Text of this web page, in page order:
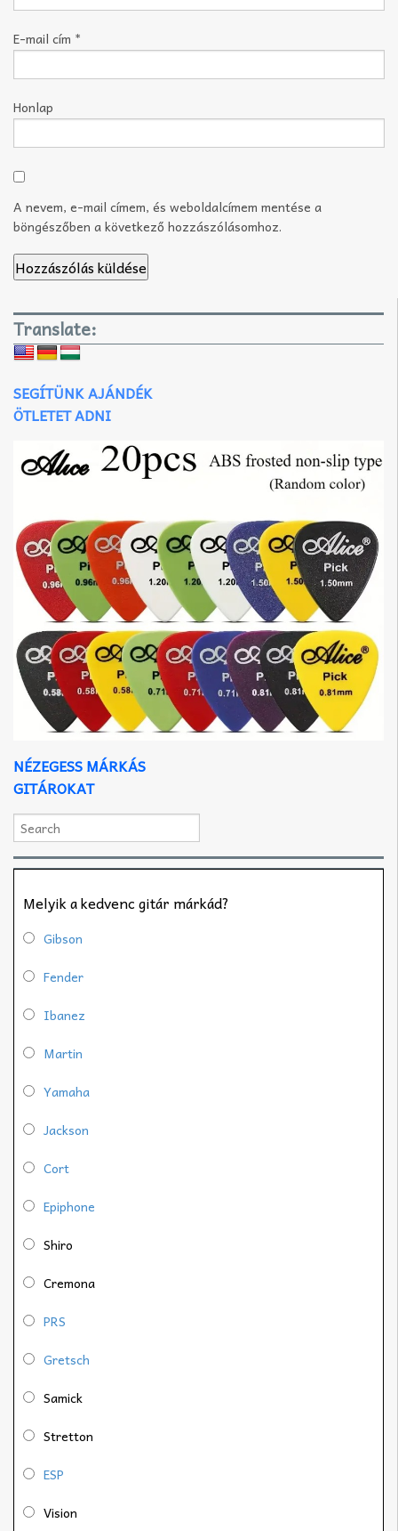
E-mail cím *
Honlap
A nevem, e-mail címem, és weboldalcímem mentése a
böngészőben a következő hozzászólásomhoz.
Translate:
SEGÍTÜNK AJÁNDÉK
ÖTLETET ADNI
NÉZEGESS MÁRKÁS
GITÁROKAT
Melyik a kedvenc gitár márkád?
Gibson
Fender
Ibanez
Martin
Yamaha
Jackson
Cort
Epiphone
Shiro
Cremona
PRS
Gretsch
Samick
Stretton
ESP
Vision